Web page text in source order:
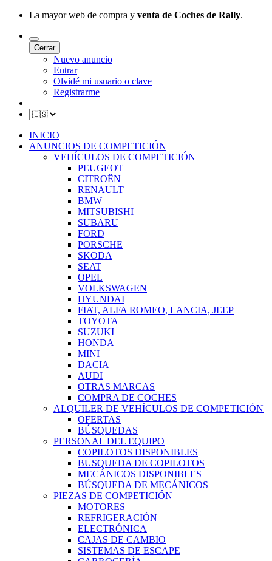
La mayor web de compra y venta de Coches de Rally.
Cerrar
Nuevo anuncio
Entrar
Olvidé mi usuario o clave
Registrarme
INICIO
ANUNCIOS DE COMPETICIÓN
VEHÍCULOS DE COMPETICIÓN
PEUGEOT
CITROËN
RENAULT
BMW
MITSUBISHI
SUBARU
FORD
PORSCHE
SKODA
SEAT
OPEL
VOLKSWAGEN
HYUNDAI
FIAT, ALFA ROMEO, LANCIA, JEEP
TOYOTA
SUZUKI
HONDA
MINI
DACIA
AUDI
OTRAS MARCAS
COMPRA DE COCHES
ALQUILER DE VEHÍCULOS DE COMPETICIÓN
OFERTAS
BÚSQUEDAS
PERSONAL DEL EQUIPO
COPILOTOS DISPONIBLES
BUSQUEDA DE COPILOTOS
MECÁNICOS DISPONIBLES
BÚSQUEDA DE MECÁNICOS
PIEZAS DE COMPETICIÓN
MOTORES
REFRIGERACIÓN
ELECTRÓNICA
CAJAS DE CAMBIO
SISTEMAS DE ESCAPE